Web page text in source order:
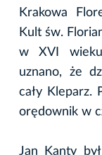
Krakowa
Kult św.
w XVI
uznano, że
cały Kleparz.
orędownik w
Jan Kanty